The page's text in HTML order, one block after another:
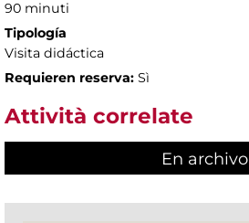
90 minuti
Tipología
Visita didáctica
Requieren reserva: Sì
Attività correlate
En archivo